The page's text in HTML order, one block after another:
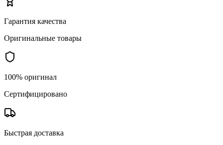
Гарантия качества
Оригинальные товары
100% оригинал
Сертифицировано
Быстрая доставка